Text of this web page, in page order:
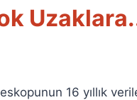
16 yıllık